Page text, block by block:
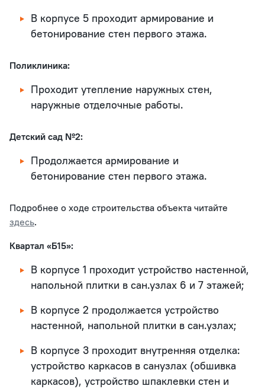
В корпусе 5 проходит армирование и
бетонирование стен первого этажа.
Поликлиника:
Проходит утепление наружных стен,
наружные отделочные работы.
Детский сад №2:
Продолжается армирование и
бетонирование стен первого этажа.
Подробнее о ходе строительства объекта читайте
здесь.
Квартал «Б15»:
В корпусе 1 проходит устройство настенной,
напольной плитки в сан.узлах 6 и 7 этажей;
В корпусе 2 продолжается устройство
настенной, напольной плитки в сан.узлах;
В корпусе 3 проходит внутренняя отделка:
устройство каркасов в санузлах (обшивка
каркасов), устройство шпаклевки стен и